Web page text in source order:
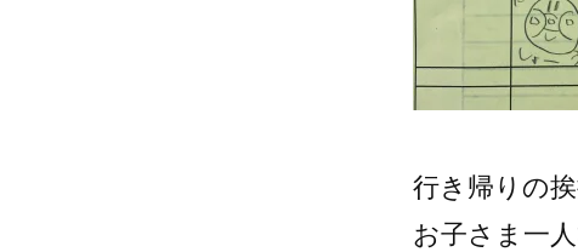
行き帰りの
お子さま一